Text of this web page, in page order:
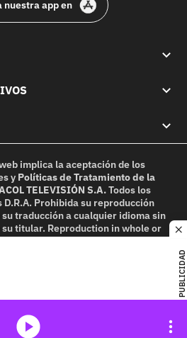
PUBLICIDAD
nuestra app en
implica la aceptación de los
y Políticas de Tratamiento de la
TELEVISIÓN S.A.Todos los
D.R.A. Prohibida su reproducción
traducción a cualquier idioma sin
titular. Reproduction in whole or
without written permission is